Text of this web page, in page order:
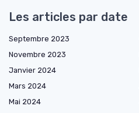
Les articles par date
Septembre 2023
Novembre 2023
Janvier 2024
Mars 2024
Mai 2024